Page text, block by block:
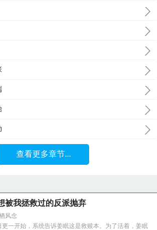
查看更多章节...
被我拯救过的反派抛弃
风念
更一开始，系统告诉姜眠这是救赎本。为了活着，姜眠